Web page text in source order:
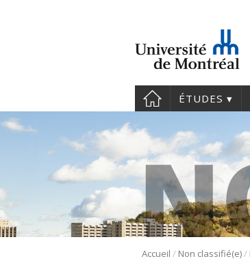
ÉTUDES
Accueil / Non classifié(e)/